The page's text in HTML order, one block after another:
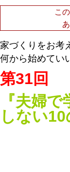
こ
家づくりをお考
何から始めてい
第31回
『夫婦
しない10